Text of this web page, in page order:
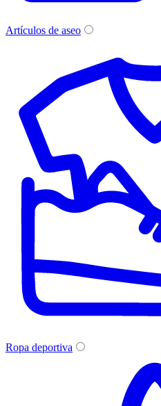
Artículos de aseo
Ropa deportiva